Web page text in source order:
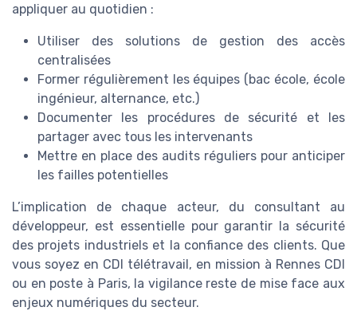
appliquer au quotidien :
Utiliser des solutions de gestion des accès
centralisées
Former régulièrement les équipes (bac école, école
ingénieur, alternance, etc.)
Documenter les procédures de sécurité et les
partager avec tous les intervenants
Mettre en place des audits réguliers pour anticiper
les failles potentielles
L’implication de chaque acteur, du consultant au
développeur, est essentielle pour garantir la sécurité
des projets industriels et la confiance des clients. Que
vous soyez en CDI télétravail, en mission à Rennes CDI
ou en poste à Paris, la vigilance reste de mise face aux
enjeux numériques du secteur.